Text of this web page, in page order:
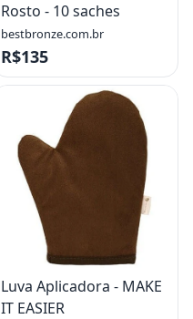
Rosto - 10 saches
bestbronze.com.br
R$135
Luva Aplicadora - MAKE
IT EASIER